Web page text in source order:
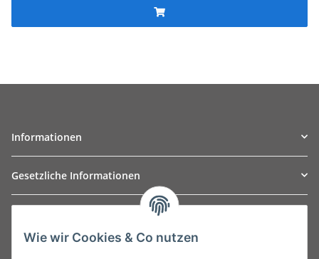
Informationen
Gesetzliche Informationen
Leibnizstraße 2a
Wie wir Cookies & Co nutzen